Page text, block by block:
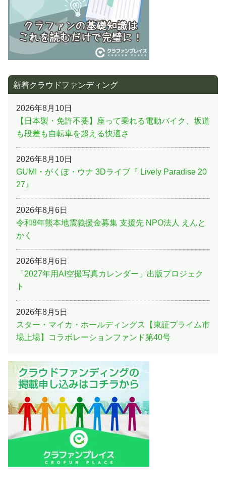
新着クラウドファンディング
2026年8月10日
【日本製・免許不要】座って乗れる電動バイク、坂道
も段差も自転車を超える快適さ
2026年8月10日
GUMI・がくぽ・ウナ 3Dライブ『 Lively Paradise 20
27』
2026年8月6日
令和8年熊本地震義援金募集 支援先 NPO法人 えんと
かく
2026年8月6日
「2027年用AI空撮写真カレンダー」出版プロジェク
ト
2026年8月5日
スター・マイカ・ホールディングス【東証プライム市
場上場】コラボレーションファンド第40号